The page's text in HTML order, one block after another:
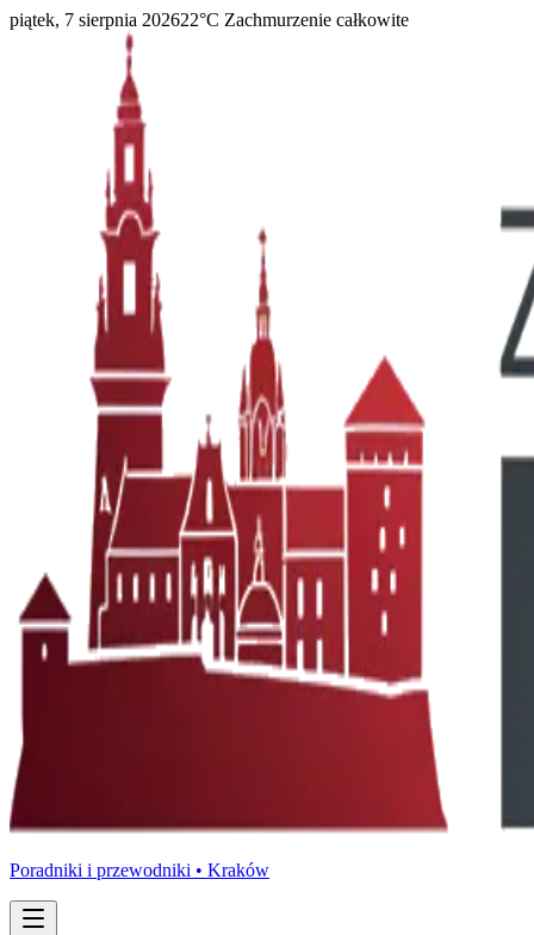
piątek, 7 sierpnia 202622°C Zachmurzenie całkowite
Poradniki i przewodniki • Kraków